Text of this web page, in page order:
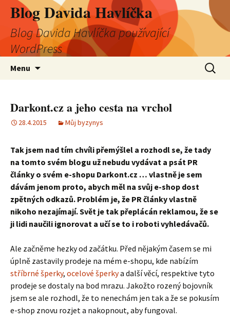
Blog Davida Havlíčka
Blog Davida Havlíčka používající
WordPress
Menu
Darkont.cz a jeho cesta na vrchol
28.4.2015 Můj byzynys
Tak jsem nad tím chvíli přemýšlel a rozhodl se, že tady
na tomto svém blogu už nebudu vydávat a psát PR
články o svém e-shopu Darkont.cz … vlastně je sem
dávám jenom proto, abych měl na svůj e-shop dost
zpětných odkazů. Problém je, že PR články vlastně
nikoho nezajímají. Svět je tak přeplácán reklamou, že se
ji lidi naučili ignorovat a učí se to i roboti vyhledávačů.
Ale začněme hezky od začátku. Před nějakým časem se mi
úplně zastavily prodeje na mém e-shopu, kde nabízím
stříbrné šperky, ocelové šperkya další věcí, respektive tyto
prodeje se dostaly na bod mrazu. Jakožto rozený bojovník
jsem se ale rozhodl, že to nenechám jen tak a že se pokusím
e-shop znovu rozjet a nakopnout, aby fungoval.